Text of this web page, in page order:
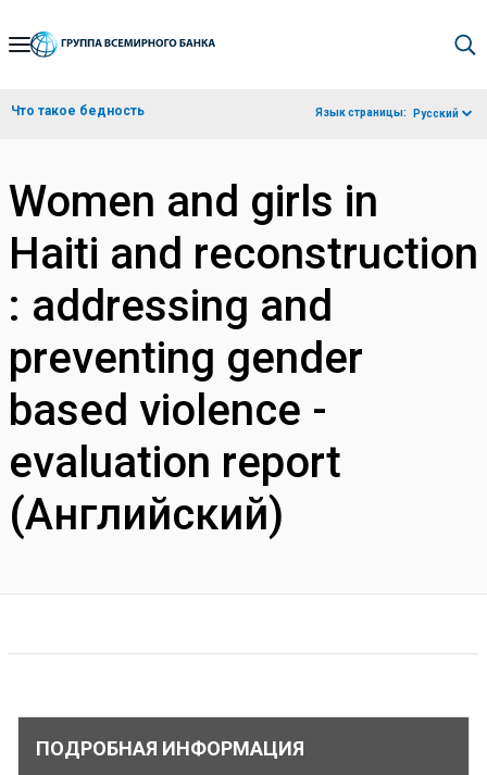
Skip
Navigation
Что такое бедность Язык страницы: Русский
Women and girls in
Haiti and reconstruction
: addressing and
preventing gender
based violence -
evaluation report
(Английский)
ПОДРОБНАЯ ИНФОРМАЦИЯ